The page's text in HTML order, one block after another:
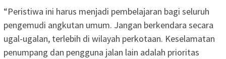
“Peristiwa ini harus menjadi pembelajaran bagi seluruh
pengemudi angkutan umum. Jangan berkendara secara
ugal-ugalan, terlebih di wilayah perkotaan. Keselamatan
penumpang dan pengguna jalan lain adalah prioritas